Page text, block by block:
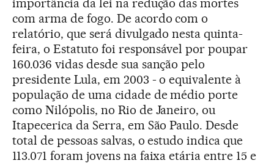
com arma de fogo. De acordo com o
relatório, que será divulgado nesta quinta-
feira, o Estatuto foi responsável por poupar
160.036 vidas desde sua sanção pelo
presidente Lula, em 2003 - o equivalente à
população de uma cidade de médio porte
como Nilópolis, no Rio de Janeiro, ou
Itapecerica da Serra, em São Paulo. Desde
total de pessoas salvas, o estudo indica que
113.071 foram jovens na faixa etária entre 15 e